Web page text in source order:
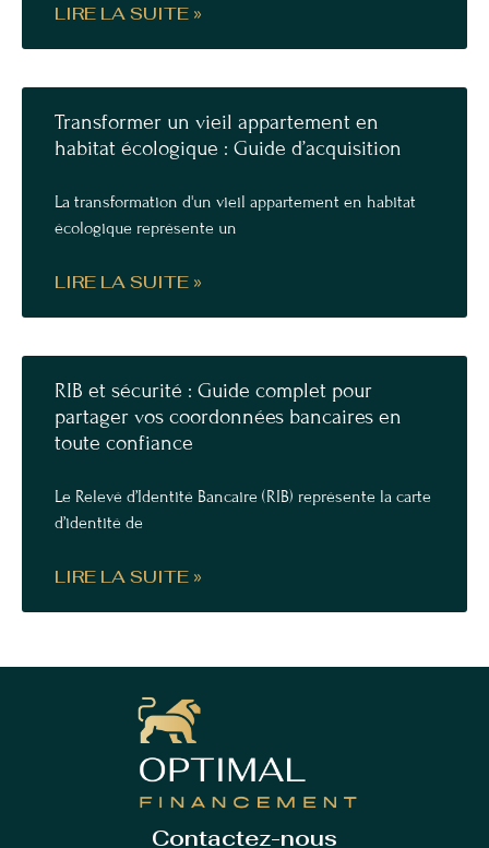
LIRE LA SUITE »
Transformer un vieil appartement en
habitat écologique : Guide d’acquisition
La transformation d'un vieil appartement en habitat
écologique représente un
LIRE LA SUITE »
RIB et sécurité : Guide complet pour
partager vos coordonnées bancaires en
toute confiance
Le Relevé d’Identité Bancaire (RIB) représente la carte
d’identité de
LIRE LA SUITE »
Contactez-nous